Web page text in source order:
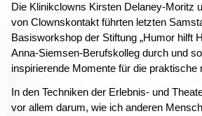
Die Klinikclowns Kirsten Delaney-Moritz
von Clownskontakt führten letzten
Basisworkshop der Stiftung „Humor hilft
Anna-Siemsen-Berufskolleg durch und
inspirierende Momente für die praktische
In den Techniken der Erlebnis- und
vor allem darum, wie ich anderen